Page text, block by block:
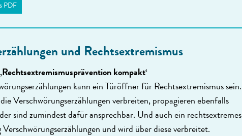
PDF
und Rechtsextremismus
kompakt‘
kann ein Türöffner für Rechtsextremismus sein.
Verschwö­rungserzäh­lungen verbreiten, propagieren ebenfalls
sind zumindest dafür ansprechbar. Und auch ein rechtsextremes
und wird über diese verbreitet.